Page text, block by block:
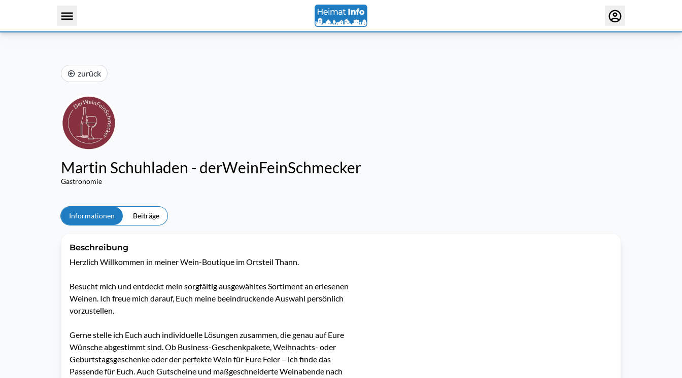
zurück
Martin Schuhladen - derWeinFeinSchmecker
Gastronomie
Informationen Beiträge
Beschreibung
Herzlich Willkommen in meiner Wein-Boutique im Ortsteil Thann.
Besucht mich und entdeckt mein sorgfältig ausgewähltes Sortiment an erlesenen
Weinen. Ich freue mich darauf, Euch meine beeindruckende Auswahl persönlich
vorzustellen.
Gerne stelle ich Euch auch individuelle Lösungen zusammen, die genau auf Eure
Wünsche abgestimmt sind. Ob Business-Geschenkpakete, Weihnachts- oder
Geburtstagsgeschenke oder der perfekte Wein für Eure Feier – ich finde das
Passende für Euch. Auch Gutscheine und maßgeschneiderte Weinabende nach